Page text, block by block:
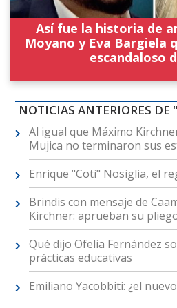
Así fue la historia de
Moyano y Eva Bargiela
escandaloso
NOTICIAS ANTERIORES DE
Al igual que Máximo
Mujica no terminaron sus
Enrique "Coti" Nosiglia, el
Brindis con mensaje de
Kirchner: aprueban su
Qué dijo Ofelia Fernández
prácticas educativas
Emiliano Yacobbiti: ¿el